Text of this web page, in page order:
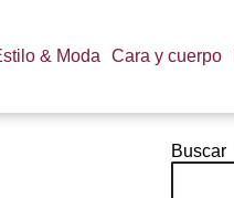
& Moda Cara y cuerpo
Buscar